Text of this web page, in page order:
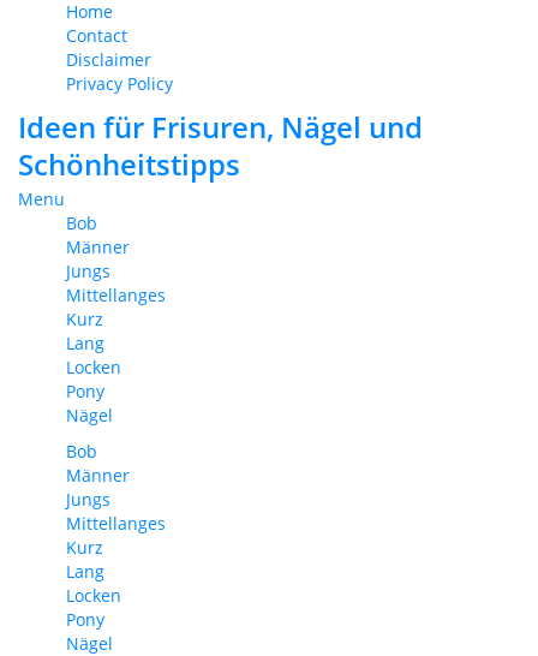
Home
Contact
Disclaimer
Privacy Policy
Ideen für Frisuren, Nägel und
Schönheitstipps
Menu
Bob
Männer
Jungs
Mittellanges
Kurz
Lang
Locken
Pony
Nägel
Bob
Männer
Jungs
Mittellanges
Kurz
Lang
Locken
Pony
Nägel